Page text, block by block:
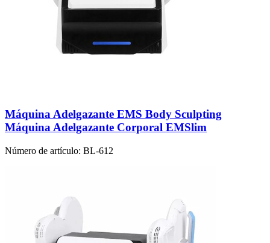
Máquina Adelgazante EMS Body Sculpting
Máquina Adelgazante Corporal EMSlim
Número de artículo: BL-612